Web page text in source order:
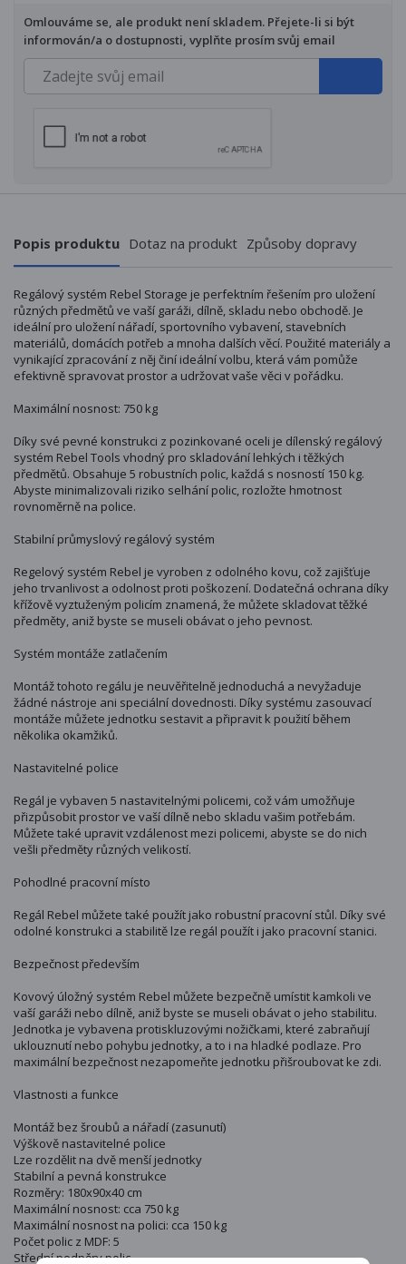
Omlouváme se, ale produkt není skladem. Přejete-li si být
informován/a o dostupnosti, vyplňte prosím svůj email
Popis produktu Dotaz na produkt Způsoby dopravy
Regálový systém Rebel Storage je perfektním řešením pro uložení
různých předmětů ve vaší garáži, dílně, skladu nebo obchodě. Je
ideální pro uložení nářadí, sportovního vybavení, stavebních
materiálů, domácích potřeb a mnoha dalších věcí. Použité materiály a
vynikající zpracování z něj činí ideální volbu, která vám pomůže
efektivně spravovat prostor a udržovat vaše věci v pořádku.
Maximální nosnost: 750 kg
Díky své pevné konstrukci z pozinkované oceli je dílenský regálový
systém Rebel Tools vhodný pro skladování lehkých i těžkých
předmětů. Obsahuje 5 robustních polic, každá s nosností 150 kg.
Abyste minimalizovali riziko selhání polic, rozložte hmotnost
rovnoměrně na police.
Stabilní průmyslový regálový systém
Regelový systém Rebel je vyroben z odolného kovu, což zajišťuje
jeho trvanlivost a odolnost proti poškození. Dodatečná ochrana díky
křížově vyztuženým policím znamená, že můžete skladovat těžké
předměty, aniž byste se museli obávat o jeho pevnost.
Systém montáže zatlačením
Montáž tohoto regálu je neuvěřitelně jednoduchá a nevyžaduje
žádné nástroje ani speciální dovednosti. Díky systému zasouvací
montáže můžete jednotku sestavit a připravit k použití během
několika okamžiků.
Nastavitelné police
Regál je vybaven 5 nastavitelnými policemi, což vám umožňuje
přizpůsobit prostor ve vaší dílně nebo skladu vašim potřebám.
Můžete také upravit vzdálenost mezi policemi, abyste se do nich
vešli předměty různých velikostí.
Pohodlné pracovní místo
Regál Rebel můžete také použít jako robustní pracovní stůl. Díky své
odolné konstrukci a stabilitě lze regál použít i jako pracovní stanici.
Bezpečnost především
Kovový úložný systém Rebel můžete bezpečně umístit kamkoli ve
vaší garáži nebo dílně, aniž byste se museli obávat o jeho stabilitu.
Jednotka je vybavena protiskluzovými nožičkami, které zabraňují
uklouznutí nebo pohybu jednotky, a to i na hladké podlaze. Pro
maximální bezpečnost nezapomeňte jednotku přišroubovat ke zdi.
Vlastnosti a funkce
Montáž bez šroubů a nářadí (zasunutí)
Výškově nastavitelné police
Lze rozdělit na dvě menší jednotky
Stabilní a pevná konstrukce
Rozměry: 180x90x40 cm
Maximální nosnost: cca 750 kg
Maximální nosnost na polici: cca 150 kg
Počet polic z MDF: 5
Střední podpěry polic